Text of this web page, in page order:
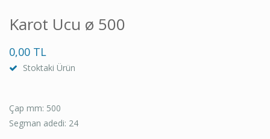
Karot Ucu ø 500
0,00 TL
Stoktaki Ürün
Çap mm: 500
Segman adedi: 24